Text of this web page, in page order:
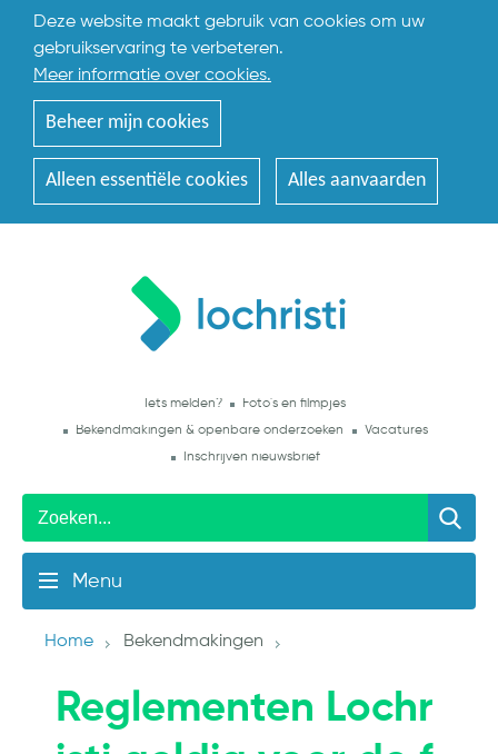
Deze website maakt gebruik van cookies om uw
gebruikservaring te verbeteren.
Meer informatie over cookies.
Beheer mijn cookies
Alleen essentiële cookies Alles aanvaarden
Iets melden?
Foto's en filmpjes
Bekendmakingen & openbare onderzoeken
Vacatures
Inschrijven nieuwsbrief
Menu
Home Bekendmakingen
Reglementen Lochr